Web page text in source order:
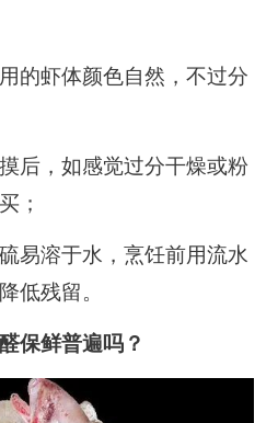
虾体颜色自然，不过分
，如感觉过分干燥或粉
；
溶于水，烹饪前用流水
低残留。
保鲜普遍吗？